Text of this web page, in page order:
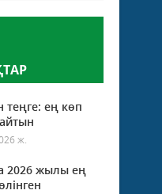
теңге: ең көп
ж.
2026 жылы ең